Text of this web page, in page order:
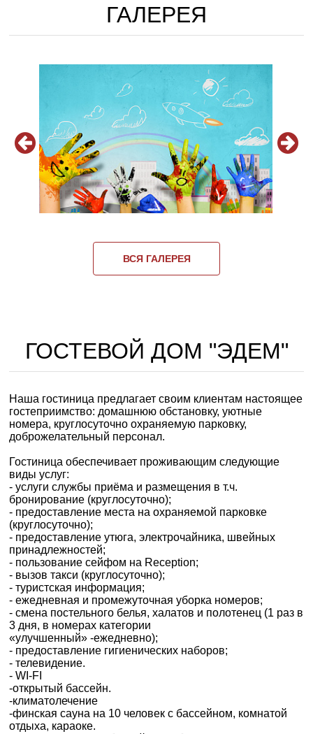
ГАЛЕРЕЯ
ВСЯ ГАЛЕРЕЯ
ГОСТЕВОЙ ДОМ "ЭДЕМ"
Наша гостиница предлагает своим клиентам настоящее
гостеприимство: домашнюю обстановку, уютные
номера, круглосуточно охраняемую парковку,
доброжелательный персонал.
Гостиница обеспечивает проживающим следующие
виды услуг:
- услуги службы приёма и размещения в т.ч.
бронирование (круглосуточно);
- предоставление места на охраняемой парковке
(круглосуточно);
- предоставление утюга, электрочайника, швейных
принадлежностей;
- пользование сейфом на Reception;
- вызов такси (круглосуточно);
- туристская информация;
- ежедневная и промежуточная уборка номеров;
- смена постельного белья, халатов и полотенец (1 раз в
3 дня, в номерах категории
«улучшенный» -ежедневно);
- предоставление гигиенических наборов;
- телевидение.
- WI-FI
-открытый бассейн.
-климатолечение
-финская сауна на 10 человек с бассейном, комнатой
отдыха, караоке.